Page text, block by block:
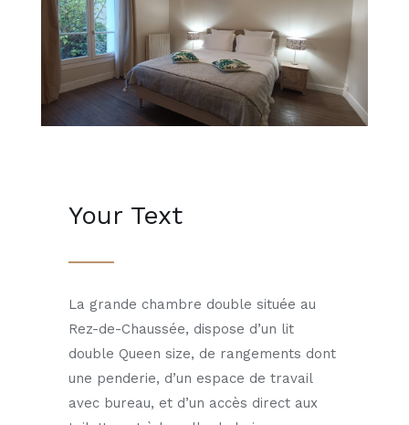
Your Text
La grande chambre double située au
Rez-de-Chaussée, dispose d’un lit
double Queen size, de rangements dont
une penderie, d’un espace de travail
avec bureau, et d’un accès direct aux